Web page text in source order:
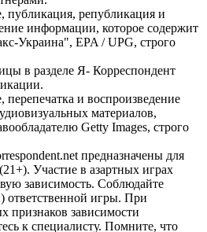
публикация, републикация и
информации, которое содержит
Украина", EPA / UPG, строго
в разделе Я- Корреспондент
и воспроизведение
материалов,
Getty Images, строго
предназначены для
Участие в азартных играх
зависимость. Соблюдайте
ответственной игры. При
признаков зависимости
к специалисту. Помните, что